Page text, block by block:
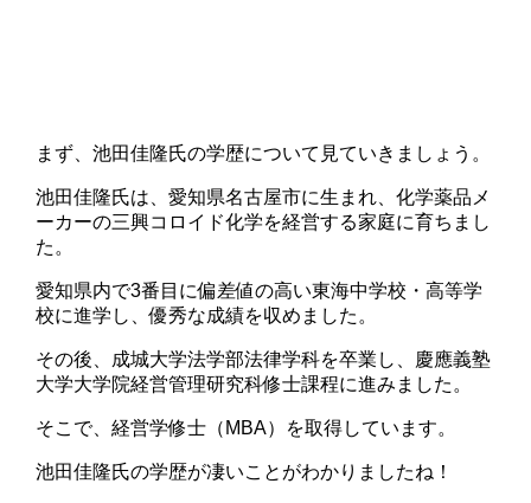
まず、池田佳隆氏の学歴について見ていきましょう。
池田佳隆氏は、愛知県名古屋市に生まれ、化学薬品メ
ーカーの三興コロイド化学を経営する家庭に育ちまし
た。
愛知県内で3番目に偏差値の高い東海中学校・高等学
校に進学し、優秀な成績を収めました。
その後、成城大学法学部法律学科を卒業し、慶應義塾
大学大学院経営管理研究科修士課程に進みました。
そこで、経営学修士（MBA）を取得しています。
池田佳隆氏の学歴が凄いことがわかりましたね！